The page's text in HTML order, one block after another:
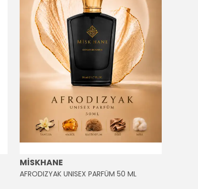
MİSKHANE
AFRODIZYAK UNISEX PARFÜM 50 ML